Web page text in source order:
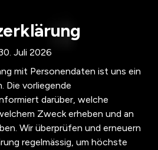
Juli 2026
mit Personendaten ist uns ein
Die vorliegende
darüber, welche
Zweck erheben und an
Wir überprüfen und erneuern
regelmässig, um höchste